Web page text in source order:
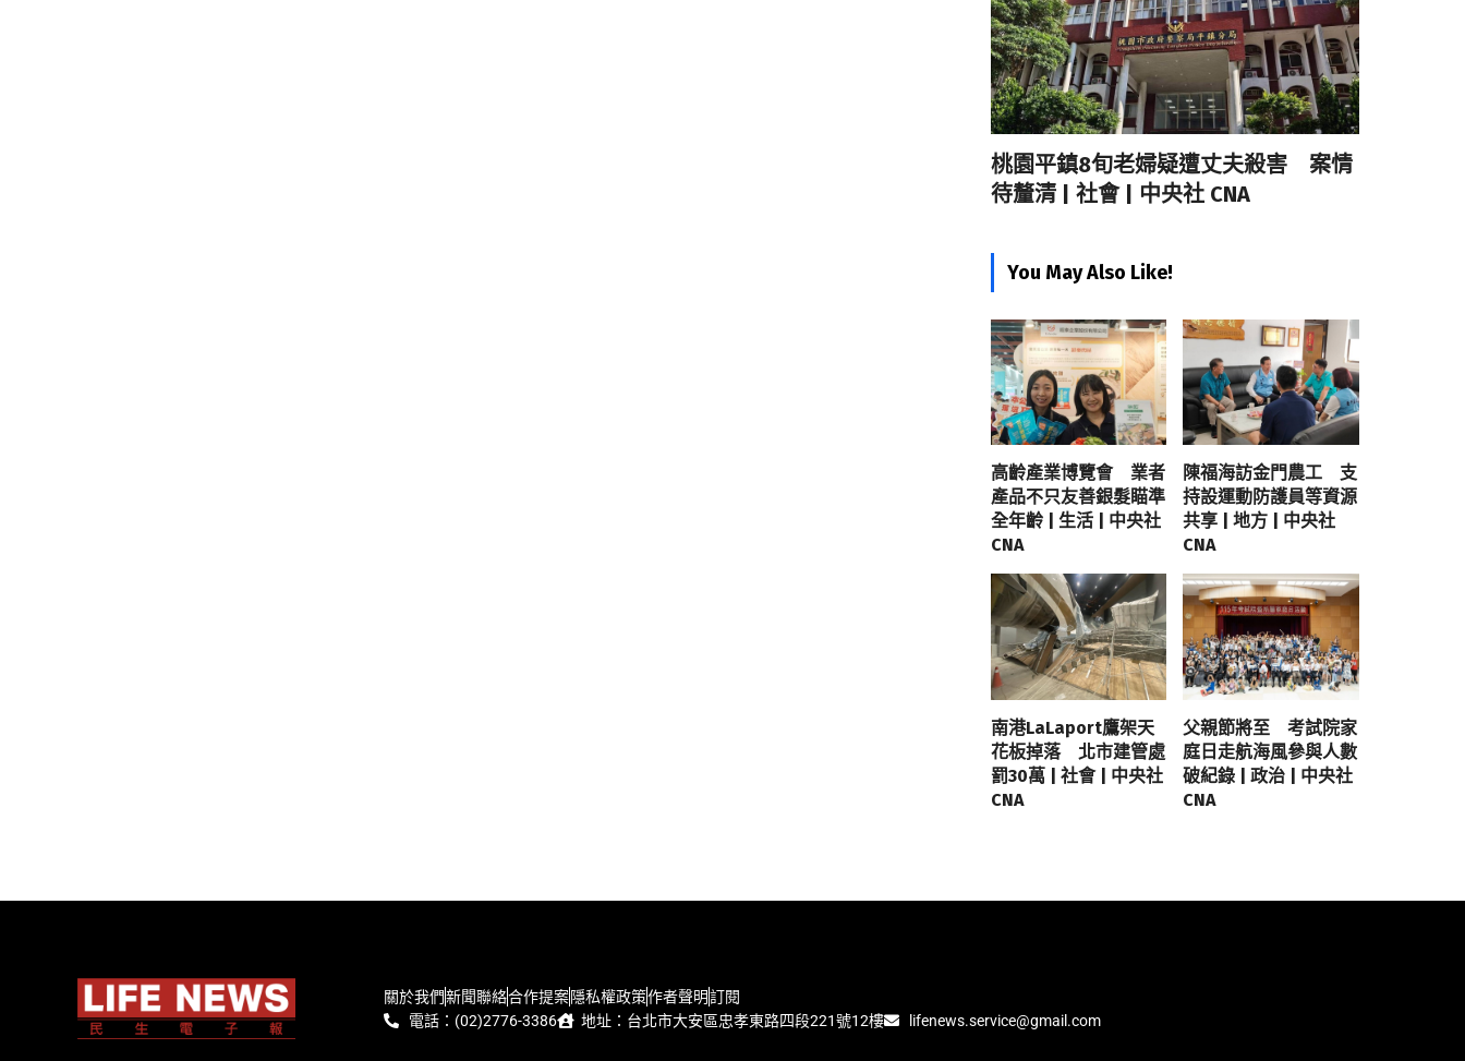
桃園平鎮8旬老婦疑遭丈夫殺害 案情
待釐清 | 社會 | 中央社 CNA
You May Also Like!
高齡產業博覽會 業者
產品不只友善銀髮瞄準
全年齡 | 生活 | 中央社
CNA
陳福海訪金門農工 支
持設運動防護員等資源
共享 | 地方 | 中央社
CNA
南港LaLaport鷹架天
花板掉落 北市建管處
罰30萬 | 社會 | 中央社
CNA
父親節將至 考試院家
庭日走航海風參與人數
破紀錄 | 政治 | 中央社
CNA
關於我們新聞聯絡合作提案隱私權政策作者聲明訂閱
電話：(02)2776-3386
地址：台北市大安區忠孝東路四段221號12樓 lifenews.service@gmail.com